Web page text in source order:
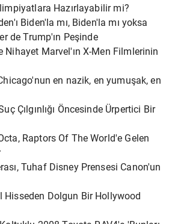
Hazırlayabilir mi?
Biden'la mı, Biden'la mı yoksa
de Trump'ın Peşinde
Nihayet Marvel'ın X-Men Filmlerinin
en nazik, en yumuşak, en
Çılgınlığı Öncesinde Ürpertici Bir
Raptors Of The World'e Gelen
Tuhaf Disney Prensesi Canon'un
Hisseden Dolgun Bir Hollywood